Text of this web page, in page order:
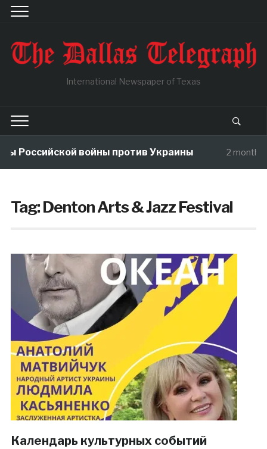
International Newspaper of Texas
Российской войны против Украины 2 months
Tag:Denton Arts & Jazz Festival
Календарь культурных событий